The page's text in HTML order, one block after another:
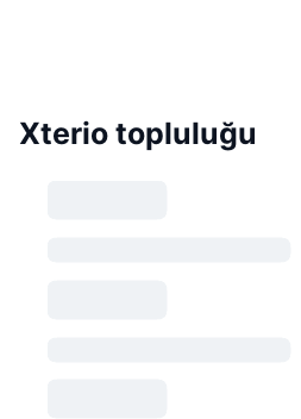
Xterio topluluğu